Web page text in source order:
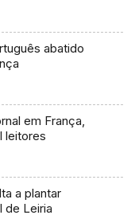
abatido
em França,
leitores
a plantar
de Leiria